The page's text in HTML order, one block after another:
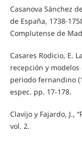
Casanova Sánchez
de España, 1738-
Complutense de
Casares Rodicio, E.
recepción y modelos
periodo fernandino
espec. pp. 17-178.
Clavijo y Fajardo, J.,
vol. 2.